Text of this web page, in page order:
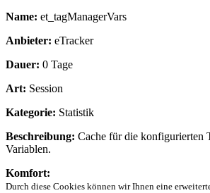
Name: et_tagManagerVars
Anbieter: eTracker
Dauer: 0 Tage
Art: Session
Kategorie: Statistik
Beschreibung: Cache für die konfigurierten
Variablen.
Komfort:
Durch diese Cookies können wir Ihnen eine